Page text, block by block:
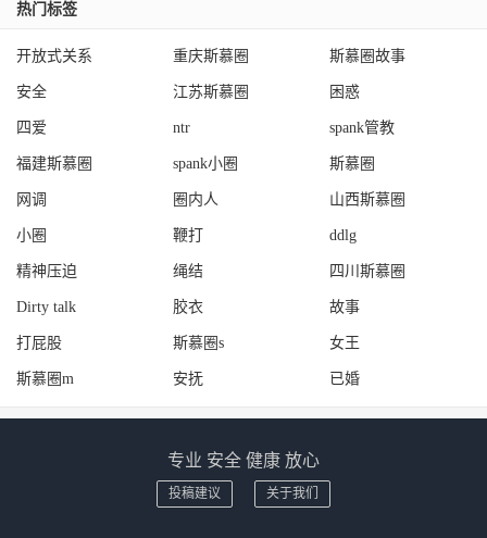
热门标签
开放式关系 重庆斯慕圈 斯慕圈故事
安全 江苏斯慕圈 困惑
四爱 ntr spank管教
福建斯慕圈 spank小圈 斯慕圈
网调 圈内人 山西斯慕圈
小圈 鞭打 ddlg
精神压迫 绳结 四川斯慕圈
Dirty talk 胶衣 故事
打屁股 斯慕圈s 女王
斯慕圈m 安抚 已婚
专业 安全 健康 放心
投稿建议 关于我们